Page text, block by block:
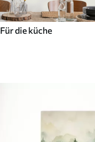
Für die küche